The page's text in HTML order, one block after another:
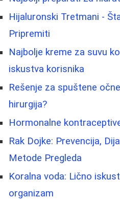
Hijaluronski Tretmani -
Pripremiti
Najbolje kreme za suvu
iskustva korisnika
Rešenje za spuštene
hirurgija?
Hormonalne
Rak Dojke: Prevencija,
Metode Pregleda
Koralna voda: Lično
organizam